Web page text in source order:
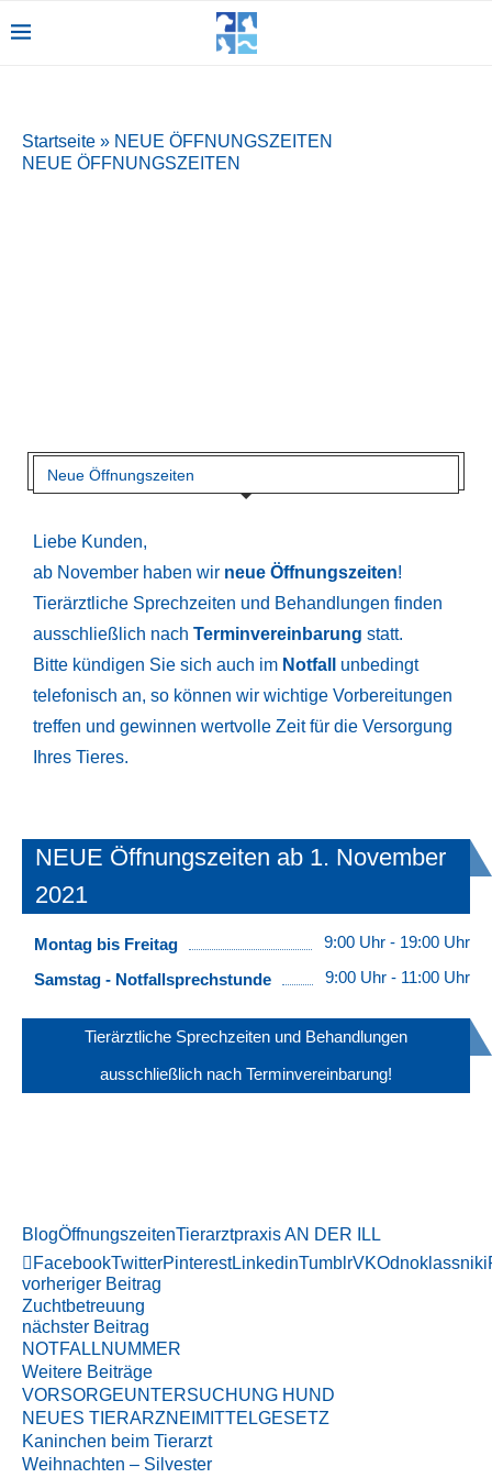
Startseite » NEUE ÖFFNUNGSZEITEN
NEUE ÖFFNUNGSZEITEN
Neue Öffnungszeiten
Liebe Kunden,
ab November haben wir neue Öffnungszeiten!
Tierärztliche Sprechzeiten und Behandlungen finden
ausschließlich nach Terminvereinbarung statt.
Bitte kündigen Sie sich auch im Notfall
unbedingt
telefonisch an, so können wir wichtige Vorbereitungen
treffen und gewinnen wertvolle Zeit für die Versorgung
Ihres Tieres.
NEUE Öffnungszeiten ab 1. November
2021
Montag bis Freitag
9:00 Uhr - 19:00 Uhr
Samstag - Notfallsprechstunde
9:00 Uhr - 11:00 Uhr
Tierärztliche Sprechzeiten und Behandlungen
ausschließlich nach Terminvereinbarung!
BlogÖffnungszeitenTierarztpraxis AN DER ILL
FacebookTwitterPinterestLinkedinTumblrVKOdnoklassniki
vorheriger Beitrag
Zuchtbetreuung
nächster Beitrag
NOTFALLNUMMER
Weitere Beiträge
VORSORGEUNTERSUCHUNG HUND
NEUES TIERARZNEIMITTELGESETZ
Kaninchen beim Tierarzt
Weihnachten – Silvester